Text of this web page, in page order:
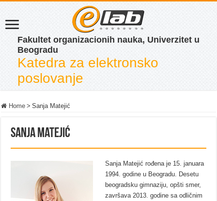
Fakultet organizacionih nauka, Univerzitet u
Beogradu
Katedra za elektronsko
poslovanje
Home > Sanja Matejić
Sanja Matejić
Sanja Matejić rođena je 15. januara
1994. godine u Beogradu. Desetu
beogradsku gimnaziju, opšti smer,
završava 2013. godine sa odličnim